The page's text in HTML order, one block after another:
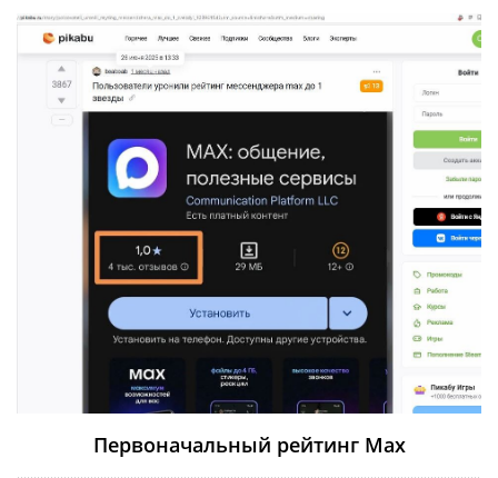
Первоначальный рейтинг Max